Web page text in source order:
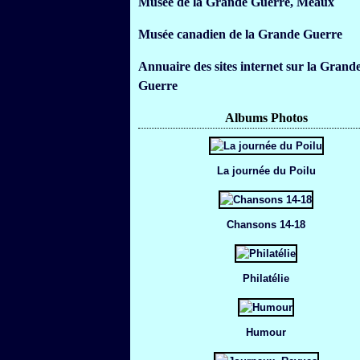
Musée canadien de la Grande Guerre
Annuaire des sites internet sur la
Guerre
Albums Photos
La journée du Poilu
Chansons 14-18
Philatélie
Humour